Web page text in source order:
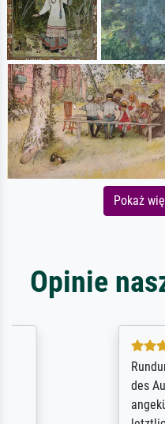
Pokaż
Opinie
5 / 5
Rundum positive
des Auftrags hat
angekündigte